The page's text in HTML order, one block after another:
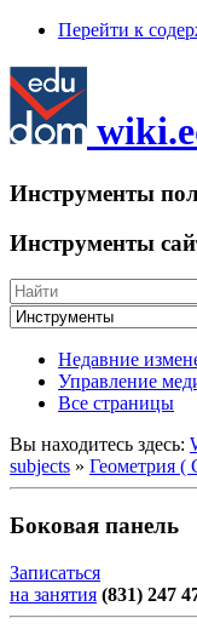
Перейти к
Инструменты
Инструменты
Недавние
Управление
Все страницы
Вы находитесь здесь:
subjects » Геометрия (
Боковая панель
Записаться
на занятия (831) 247